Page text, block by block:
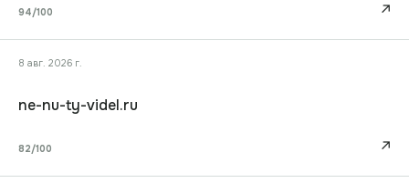
94/100 ↗
8 авг. 2026 г.
ne-nu-ty-videl.ru
82/100 ↗